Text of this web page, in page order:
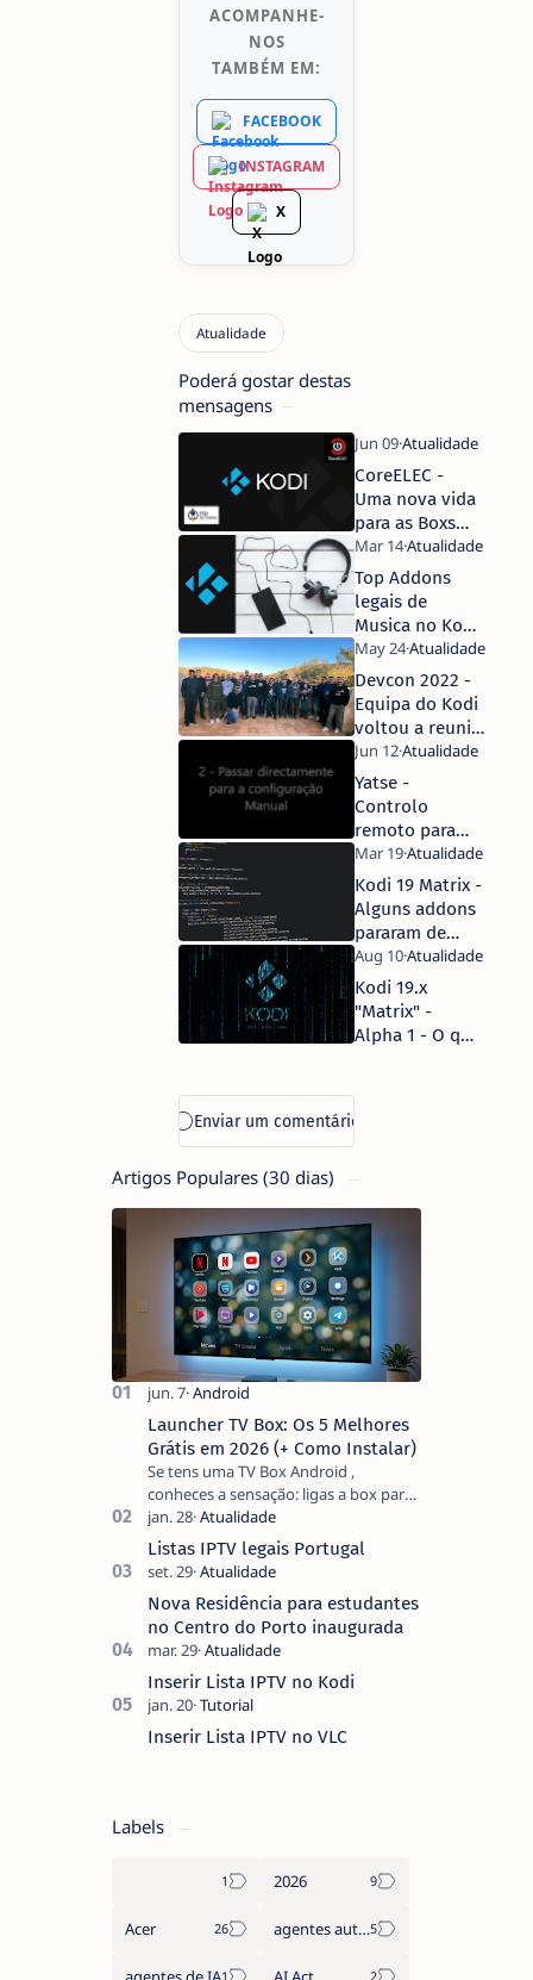
ACOMPANHE-
NOS
TAMBÉM EM:
FACEBOOK
INSTAGRAM
X
Poderá gostar destas
mensagens
CoreELEC -
Uma nova vida
para as Boxs
Android com
Amlogic
Top Addons
legais de
Musica no Kodi
2021
Devcon 2022 -
Equipa do Kodi
voltou a reunir-
se!
Yatse -
Controlo
remoto para
Kodi no
Android
Kodi 19 Matrix -
Alguns addons
pararam de
funcionar - O
que se passa?
Kodi 19.x
"Matrix" -
Alpha 1 - O que
Artigos Populares (30 dias)
Launcher TV Box: Os 5 Melhores
Grátis em 2026 (+ Como Instalar)
Se tens uma TV Box Android ,
conheces a sensação: ligas a box para
ver um filme e o ecrã inicial está
coberto de sugestões que não
pediste, ban…
Listas IPTV legais Portugal
Nova Residência para estudantes
no Centro do Porto inaugurada
Inserir Lista IPTV no Kodi
Inserir Lista IPTV no VLC
Labels
2026
Acer agentes autónomos